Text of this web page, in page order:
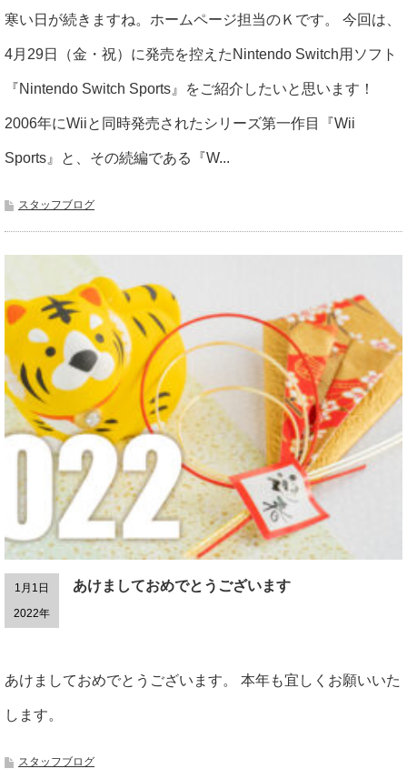
寒い日が続きますね。ホームページ担当のＫです。 今回は、
4月29日（金・祝）に発売を控えたNintendo Switch用ソフト
『Nintendo Switch Sports』をご紹介したいと思います！
2006年にWiiと同時発売されたシリーズ第一作目『Wii
Sports』と、その続編である『W...
スタッフブログ
1月1日
2022年
あけましておめでとうございます
あけましておめでとうございます。 本年も宜しくお願いいた
します。
スタッフブログ